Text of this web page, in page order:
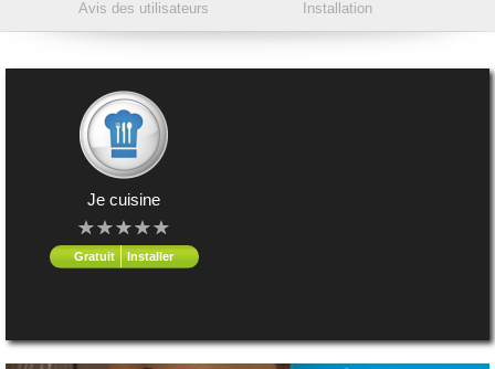
Avis des utilisateurs Installation
Je cuisine
Gratuit Installer